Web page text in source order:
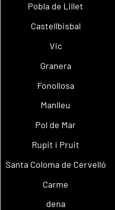
Pobla de Lillet
Castellbisbal
Vic
Granera
Fonollosa
Manlleu
Pol de Mar
Rupit i Pruit
Santa Coloma de Cervelló
Carme
dena